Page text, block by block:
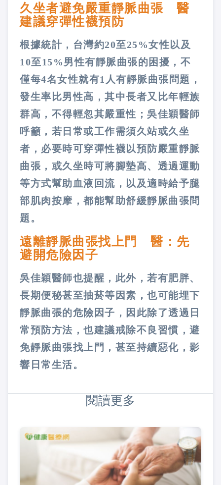
久坐者避免嚴重靜脈曲張 醫
建議穿彈性襪預防
根據統計，台灣約20至25%女性以及
10至15%男性有靜脈曲張的困擾，不
僅每4名女性就有1人有靜脈曲張問題，
發生率比男性高，其中長者又比年輕族
群高，不得輕忽其嚴重性；吳佳穎醫師
呼籲，若日常或工作需須久站或久坐
者，必要時可穿彈性襪以預防嚴重靜脈
曲張，或久坐時可將腳墊高、透過運動
等方式幫助血液回流，以及適時給予腿
部肌肉按摩，都能幫助舒緩靜脈曲張問
題。
遠離靜脈曲張找上門 醫：先
避開危險因子
吳佳穎醫師也提醒，此外，若有肥胖、
長期便秘甚至抽菸等因素，也可能埋下
靜脈曲張的危險因子，因此除了透過日
常預防方法，也建議戒除不良習慣，避
免靜脈曲張找上門，甚至持續惡化，影
響日常生活。
閱讀更多